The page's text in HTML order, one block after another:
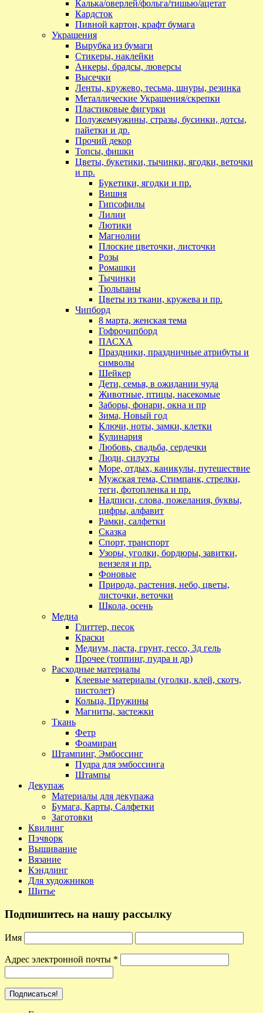
Калька/оверлей/фольга/тишью/ацетат
Кардсток
Пивной картон, крафт бумага
Украшения
Вырубка из бумаги
Стикеры, наклейки
Анкеры, брадсы, люверсы
Высечки
Ленты, кружево, тесьма, шнуры, резинка
Металлические Украшения/скрепки
Пластиковые фигурки
Полужемчужины, стразы, бусинки, дотсы,
пайетки и др.
Прочий декор
Топсы, фишки
Цветы, букетики, тычинки, ягодки, веточки
и пр.
Букетики, ягодки и пр.
Вишня
Гипсофилы
Лилии
Лютики
Магнолии
Плоские цветочки, листочки
Розы
Ромашки
Тычинки
Тюльпаны
Цветы из ткани, кружева и пр.
Чипборд
8 марта, женская тема
Гофрочипборд
ПАСХА
Праздники, праздничные атрибуты и
символы
Шейкер
Дети, семья, в ожидании чуда
Животные, птицы, насекомые
Заборы, фонари, окна и пр
Зима, Новый год
Ключи, ноты, замки, клетки
Кулинария
Любовь, свадьба, сердечки
Люди, силуэты
Море, отдых, каникулы, путешествие
Мужская тема, Стимпанк, стрелки,
теги, фотопленка и пр.
Надписи, слова, пожелания, буквы,
цифры, алфавит
Рамки, салфетки
Сказка
Спорт, транспорт
Узоры, уголки, бордюры, завитки,
вензеля и пр.
Фоновые
Природа, растения, небо, цветы,
листочки, веточки
Школа, осень
Медиа
Глиттер, песок
Краски
Медиум, паста, грунт, гессо, 3д гель
Прочее (топпинг, пудра и др)
Расходные материалы
Клеевые материалы (уголки, клей, скотч,
пистолет)
Кольца, Пружины
Магниты, застежки
Ткань
Фетр
Фоамиран
Штампинг, Эмбоссинг
Пудра для эмбоссинга
Штампы
Декупаж
Материалы для декупажа
Бумага, Карты, Салфетки
Заготовки
Квилинг
Пэчворк
Вышивание
Вязание
Кэндлинг
Для художников
Шитье
Подпишитесь на нашу рассылку
Имя
Адрес электронной почты *